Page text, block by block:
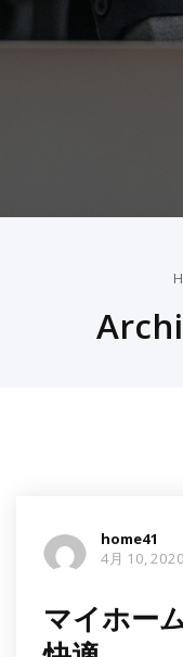
home41
4月 10, 2020
マイホー